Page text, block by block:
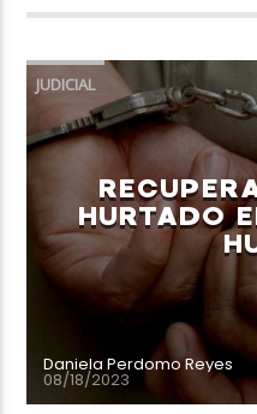
JUDICIAL
HURTADO
Daniela Perdomo Reyes
08/18/2023